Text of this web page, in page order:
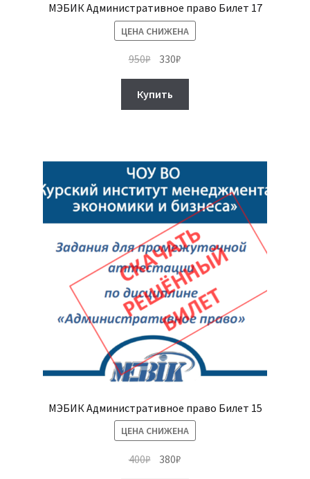
МЭБИК Административное право Билет 17
ЦЕНА СНИЖЕНА
950₽ Первоначальная
цена
составляла
950₽.
330₽
цена:
Купить
МЭБИК Административное право Билет 15
ЦЕНА СНИЖЕНА
400₽ Первоначальная
380₽